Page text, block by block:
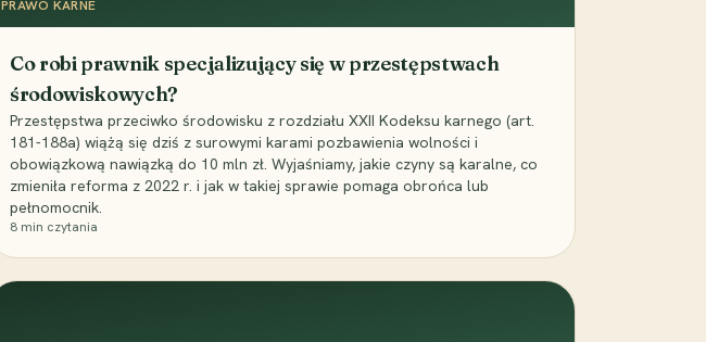
PRAWO KARNE
Co robi prawnik specjalizujący się w przestępstwach
środowiskowych?
Przestępstwa przeciwko środowisku z rozdziału XXII Kodeksu karnego (art.
181-188a) wiążą się dziś z surowymi karami pozbawienia wolności i
obowiązkową nawiązką do 10 mln zł. Wyjaśniamy, jakie czyny są karalne, co
zmieniła reforma z 2022 r. i jak w takiej sprawie pomaga obrońca lub
pełnomocnik.
8 min czytania